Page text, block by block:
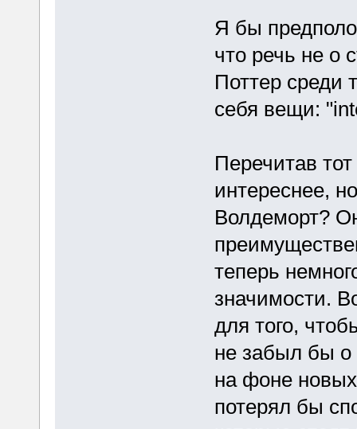
Я бы
что речь не о
Поттер среди
себя вещи:
Перечитав
интереснее,
Волдеморт?
теперь
значимости.
для того,
не забыл бы о
на фоне
потерял бы